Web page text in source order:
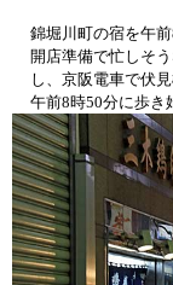
錦堀川町の宿を午前
開店準備で忙しそ
し、京阪電車で伏
午前8時50分に歩き